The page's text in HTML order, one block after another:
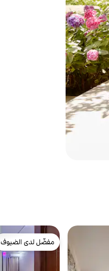
مفضّل لدى الضيوف
مفضّل لدى الضيوف